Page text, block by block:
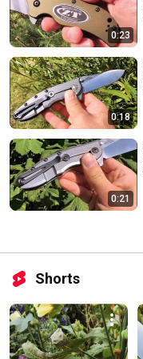
0:23
0:18
0:21
Shorts